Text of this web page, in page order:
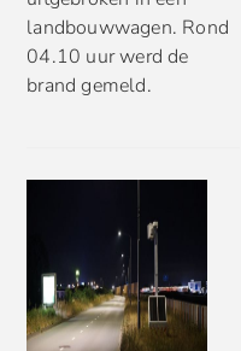
landbouwwagen. Rond
04.10 uur werd de
brand gemeld.